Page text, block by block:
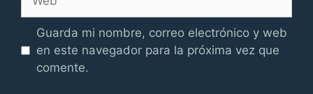
Guarda mi nombre, correo electrónico y web
en este navegador para la próxima vez que
comente.